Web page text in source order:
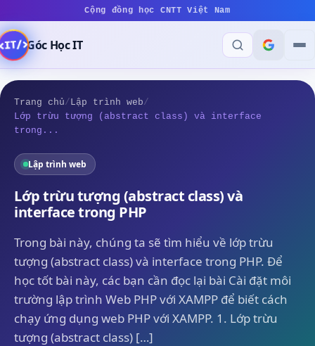
Cộng đồng học CNTT Việt Nam
Góc Học IT
Trang chủ/ Lập trình web/
Lớp trừu tượng (abstract class) và interface
trong...
Lập trình web
Lớp trừu tượng (abstract class) và
interface trong PHP
Trong bài này, chúng ta sẽ tìm hiểu về lớp trừu
tượng (abstract class) và interface trong PHP. Để
học tốt bài này, các bạn cần đọc lại bài Cài đặt môi
trường lập trình Web PHP với XAMPP để biết cách
chạy ứng dụng web PHP với XAMPP. 1. Lớp trừu
tượng (abstract class) […]